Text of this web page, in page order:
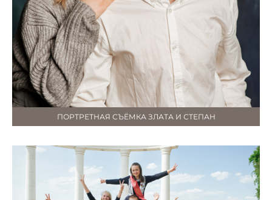
ПОРТРЕТНАЯ СЪЁМКА ЗЛАТА И СТЕПАН